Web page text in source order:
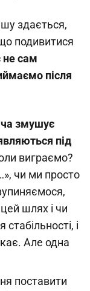
здається,
подивитися
не сам
після
змушує
під
виграємо?
чи ми просто
шлях і чи
і
Але одна
поставити